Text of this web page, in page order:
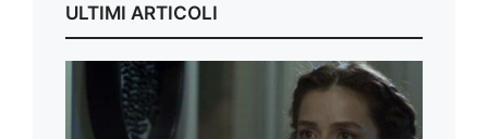
ULTIMI ARTICOLI